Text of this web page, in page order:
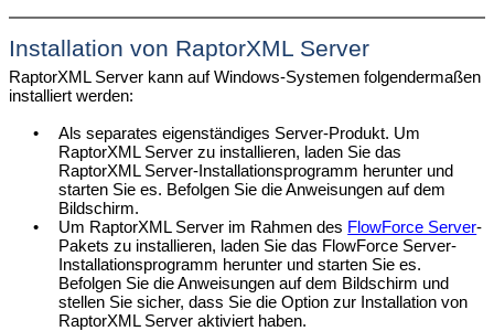
Installation von RaptorXML Server
RaptorXML Server kann auf Windows-Systemen folgendermaßen
installiert werden:
•
Als separates eigenständiges Server-Produkt. Um
RaptorXML Server zu installieren, laden Sie das
RaptorXML Server-Installationsprogramm herunter und
starten Sie es. Befolgen Sie die Anweisungen auf dem
Bildschirm.
•
Um RaptorXML Server im Rahmen des FlowForce Server-
Pakets zu installieren, laden Sie das FlowForce Server-
Installationsprogramm herunter und starten Sie es.
Befolgen Sie die Anweisungen auf dem Bildschirm und
stellen Sie sicher, dass Sie die Option zur Installation von
RaptorXML Server aktiviert haben.